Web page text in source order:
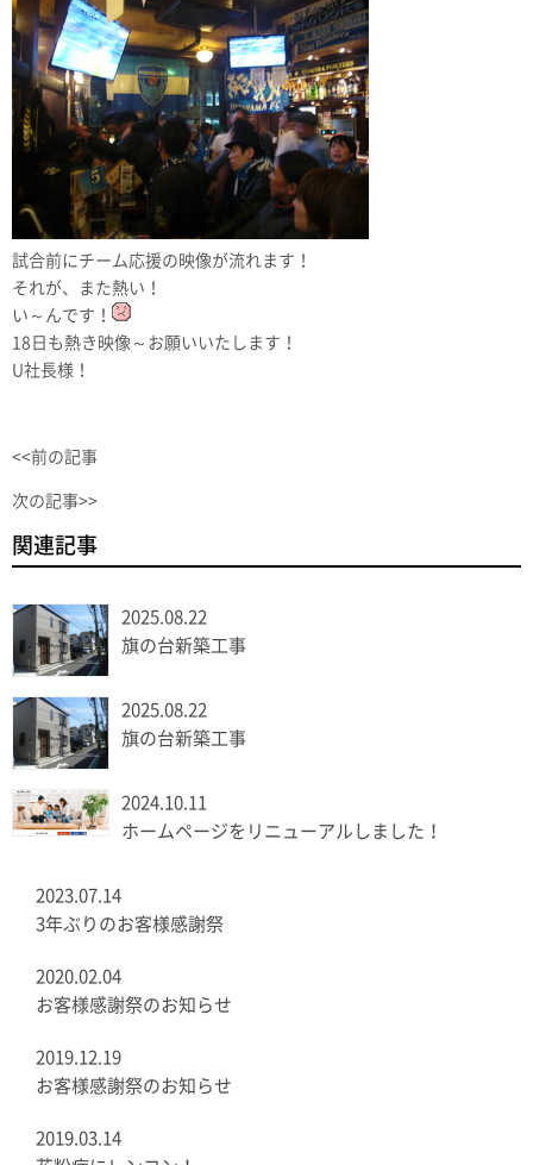
試合前にチーム応援の映像が流れます！
それが、また熱い！
い～んです！
18日も熱き映像～お願いいたします！
U社長様！
<<前の記事
次の記事>>
関連記事
2025.08.22
旗の台新築工事
2025.08.22
旗の台新築工事
2024.10.11
ホームページをリニューアルしました！
2023.07.14
3年ぶりのお客様感謝祭
2020.02.04
お客様感謝祭のお知らせ
2019.12.19
お客様感謝祭のお知らせ
2019.03.14